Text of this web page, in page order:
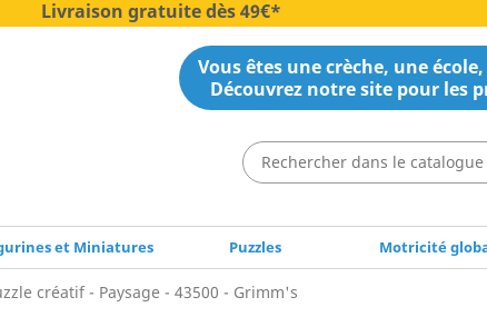
Livraison gratuite dès 49€*
Vous êtes une crèche, une
Découvrez notre site pour les
et Miniatures Puzzles Motricité
créatif - Paysage - 43500 - Grimm's